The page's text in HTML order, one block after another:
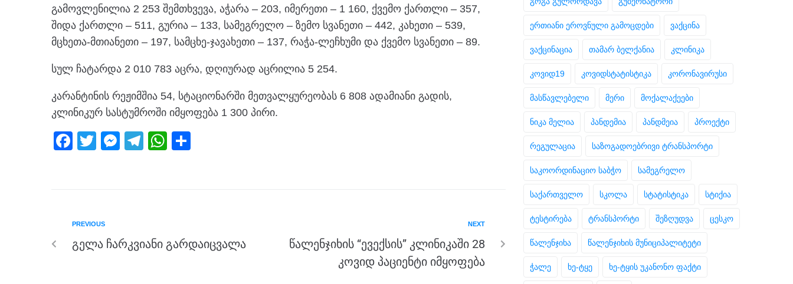
გამოვლენილია 2 253 შემთხვევა, აჭარა – 203, იმერეთი – 1 160, ქვემო ქართლი – 357,
შიდა ქართლი – 511, გურია – 133, სამეგრელო – ზემო სვანეთი – 442, კახეთი – 539,
მცხეთა-მთიანეთი – 197, სამცხე-ჯავახეთი – 137, რაჭა-ლეჩხუმი და ქვემო სვანეთი – 89.
სულ ჩატარდა 2 010 783 აცრა, დღიურად აცრილია 5 254.
კარანტინის რეჟიმშია 54, სტაციონარში მეთვალყურეობას 6 808 ადამიანი გადის,
კლინიკურ სასტუმროში იმყოფება 1 300 პირი.
F
b
o
T
M
g
er
T
m
W
p
p
PREVIOUS
გელა ჩარკვიანი გარდაიცვალა
NEXT
წალენჯიხის “ევექსის” კლინიკაში 28
კოვიდ პაციენტი იმყოფება
ერთიანი ეროვნული გამოცდები ვაქცინა
ვაქცინაცია თამარ ბელქანია კლინიკა
კოვიდ19 კოვიდსტატისტიკა კორონავირუსი
მასწავლებელი მერი მოქალაქეები
ნიკა მელია პანდემია პანდმეია პროექტი
რეგულაცია საზოგადოებრივი ტრანსპორტი
საკოორდინაციო საბჭო სამეგრელო
საქართველო სკოლა სტატისტიკა სტიქია
ტესტირება ტრანსპორტი შეზღუდვა ცესკო
წალენჯიხა წალენჯიხის მუნიციპალიტეტი
ჭალე ხე-ტყე ხე-ტყის უკანონო ფაქტი